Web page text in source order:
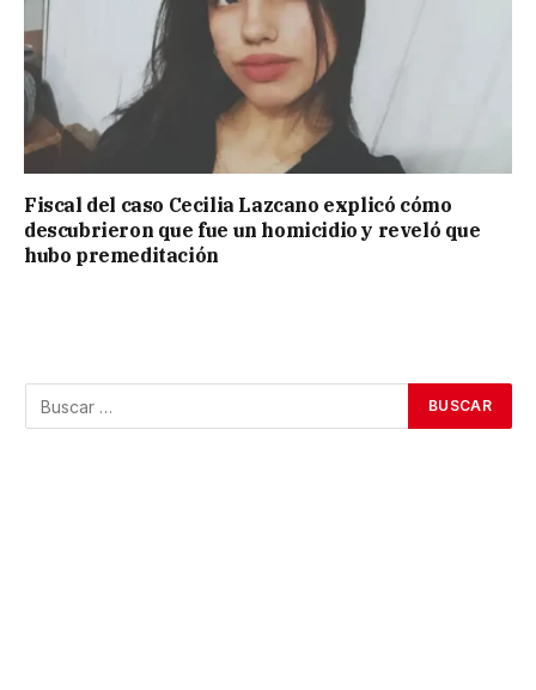
Fiscal del caso Cecilia Lazcano explicó cómo
descubrieron que fue un homicidio y reveló que
hubo premeditación